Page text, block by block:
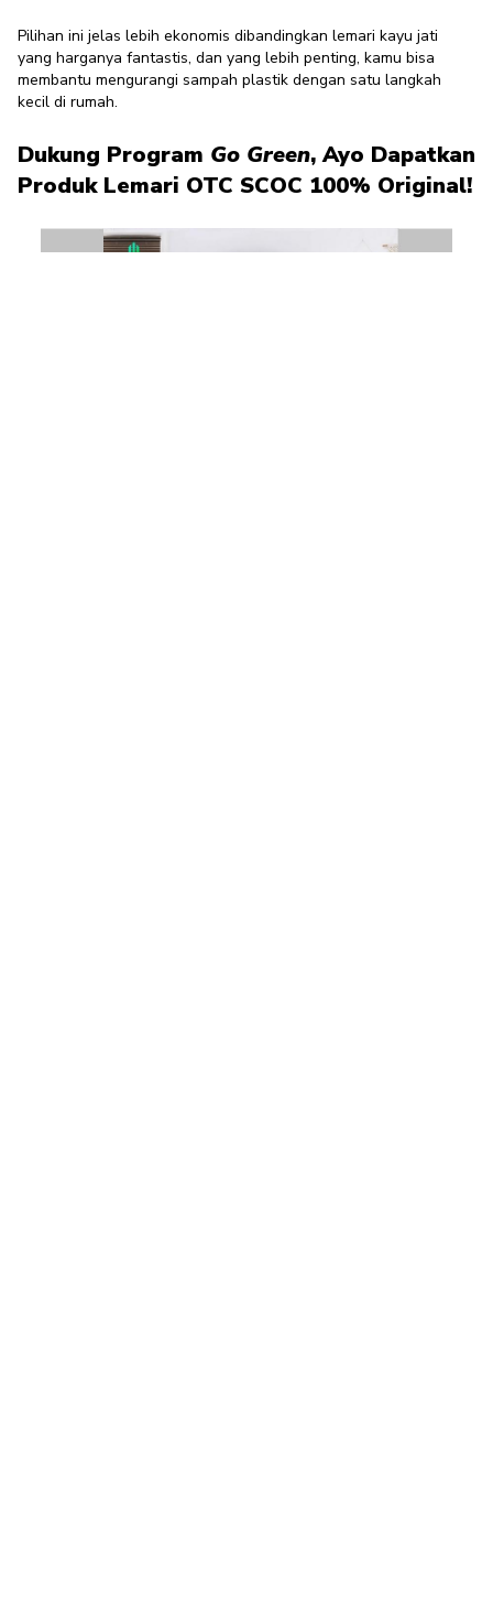
Pilihan ini jelas lebih ekonomis dibandingkan lemari kayu jati
yang harganya fantastis, dan yang lebih penting, kamu bisa
membantu mengurangi sampah plastik dengan satu langkah
kecil di rumah.
Dukung Program Go Green, Ayo Dapatkan
Produk Lemari OTC SCOC 100% Original!